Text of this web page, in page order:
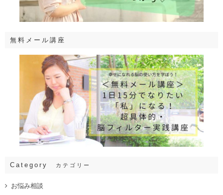
無料メール講座
Category カテゴリー
お悩み相談